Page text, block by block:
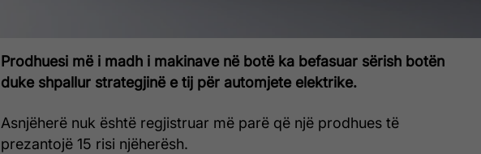
Prodhuesi më i madh i makinave në botë ka befasuar sërish botën
duke shpallur strategjinë e tij për automjete elektrike.
Asnjëherë nuk është regjistruar më parë që një prodhues të
prezantojë 15 risi njëherësh.